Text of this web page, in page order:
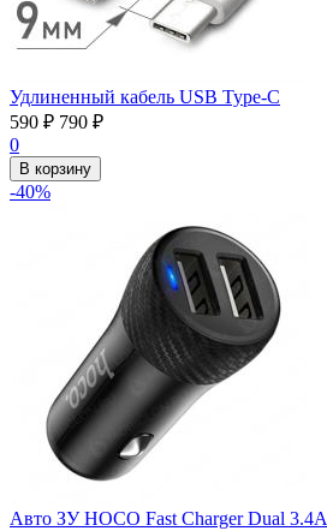
Удлиненный кабель USB Type-C
590 ₽ 790 ₽
0
В корзину
-40%
Авто ЗУ HOCO Fast Charger Dual 3.4А